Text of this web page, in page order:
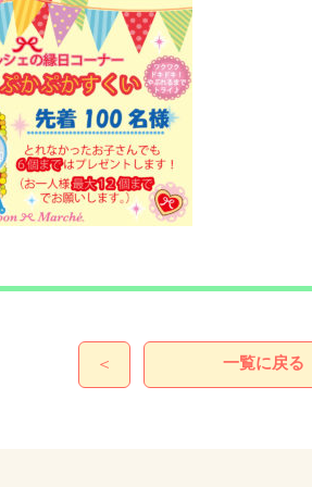
＜ 一覧に戻る